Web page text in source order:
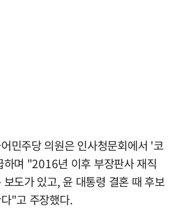
민주당 의원은 인사청문회에서 '코
하며 "2016년 이후 부장판사 재직
도가 있고, 윤 대통령 결혼 때 후보
"고 주장했다.